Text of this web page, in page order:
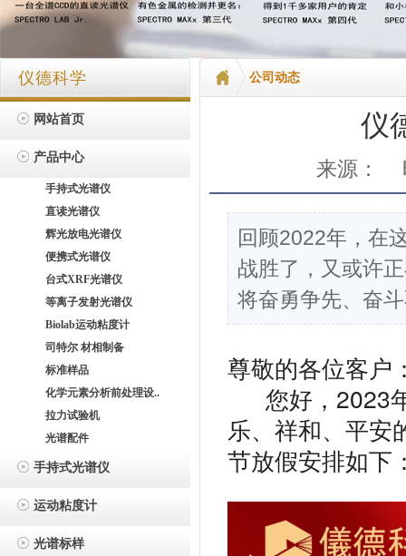
仪德科学
网站首页
产品中心
手持式光谱仪
直读光谱仪
辉光放电光谱仪
便携式光谱仪
台式XRF光谱仪
等离子发射光谱仪
Biolab运动粘度计
司特尔 材相制备
标准样品
化学元素分析前处理设..
拉力试验机
光谱配件
手持式光谱仪
运动粘度计
光谱标样
公司动态
仪
来源：
回顾2022年，在
战胜了，又或许
将奋勇争先、奋
尊敬的各位客户
您好，2023
乐、祥和、平安
节放假安排如下